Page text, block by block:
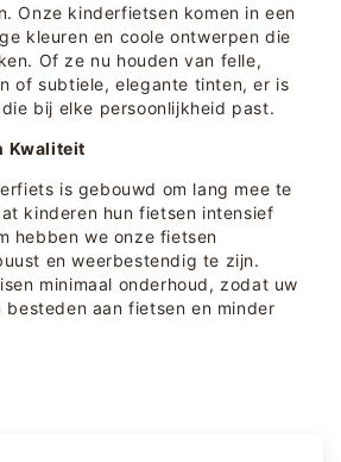
Onze kinderfietsen komen in een
kleuren en coole ontwerpen die
Of ze nu houden van felle,
of subtiele, elegante tinten, er is
bij elke persoonlijkheid past.
Kwaliteit
is gebouwd om lang mee te
kinderen hun fietsen intensief
hebben we onze fietsen
en weerbestendig te zijn.
minimaal onderhoud, zodat uw
aan fietsen en minder